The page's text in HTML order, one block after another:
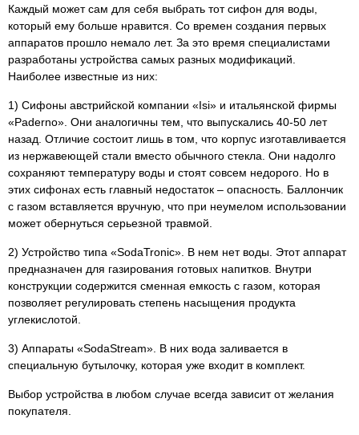
Каждый может сам для себя выбрать тот сифон для воды,
который ему больше нравится. Со времен создания первых
аппаратов прошло немало лет. За это время специалистами
разработаны устройства самых разных модификаций.
Наиболее известные из них:
1) Сифоны австрийской компании «Isi» и итальянской фирмы
«Paderno». Они аналогичны тем, что выпускались 40-50 лет
назад. Отличие состоит лишь в том, что корпус изготавливается
из нержавеющей стали вместо обычного стекла. Они надолго
сохраняют температуру воды и стоят совсем недорого. Но в
этих сифонах есть главный недостаток – опасность. Баллончик
с газом вставляется вручную, что при неумелом использовании
может обернуться серьезной травмой.
2) Устройство типа «SodaTronic». В нем нет воды. Этот аппарат
предназначен для газирования готовых напитков. Внутри
конструкции содержится сменная емкость с газом, которая
позволяет регулировать степень насыщения продукта
углекислотой.
3) Аппараты «SodaStream». В них вода заливается в
специальную бутылочку, которая уже входит в комплект.
Выбор устройства в любом случае всегда зависит от желания
покупателя.